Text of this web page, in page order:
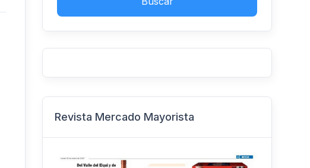
Revista Mercado Mayorista